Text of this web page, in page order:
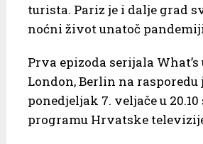
turista. Pariz je i dalje grad
noćni život unatoč
Prva epizoda serijala What’s
London, Berlin na rasporedu
ponedjeljak 7. veljače u
programu Hrvatske